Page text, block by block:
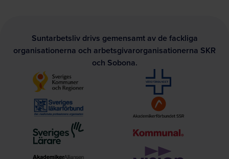
Suntarbetsliv drivs gemensamt av de fackliga
organisationerna och arbetsgivarorganisationerna SKR
och Sobona.